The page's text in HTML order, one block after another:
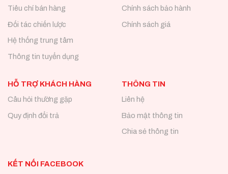
Tiêu chí bán hàng
Đối tác chiến lược
Hệ thống trung tâm
Thông tin tuyển dụng
Chính sách bảo hành
Chính sách giá
HỖ TRỢ KHÁCH HÀNG
Câu hỏi thường gặp
Quy định đổi trả
THÔNG TIN
Liên hệ
Bảo mật thông tin
Chia sẻ thông tin
KẾT NỐI FACEBOOK